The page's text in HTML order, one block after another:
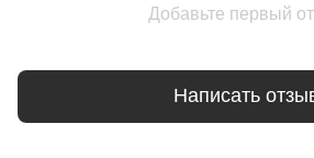
Добавьте первый
Написать